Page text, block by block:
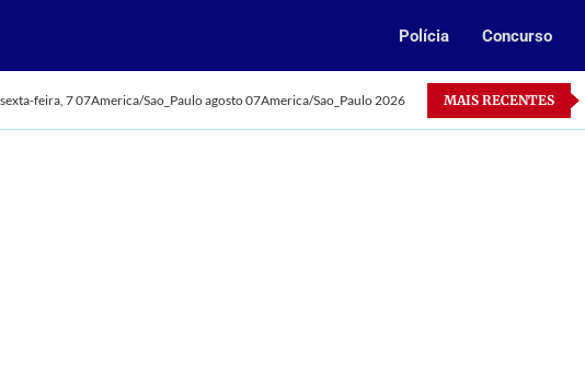
Polícia Concurso
sexta-feira, 7 07America/Sao_Paulo agosto 07America/Sao_Paulo 2026 MAIS RECENTES
Oportunidade: Vale abre 385 vagas para jovens aprendizes no Pará